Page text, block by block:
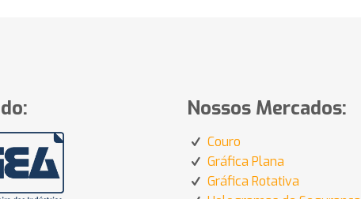
Nossos Mercados:
Couro
Gráfica Plana
Gráfica Rotativa